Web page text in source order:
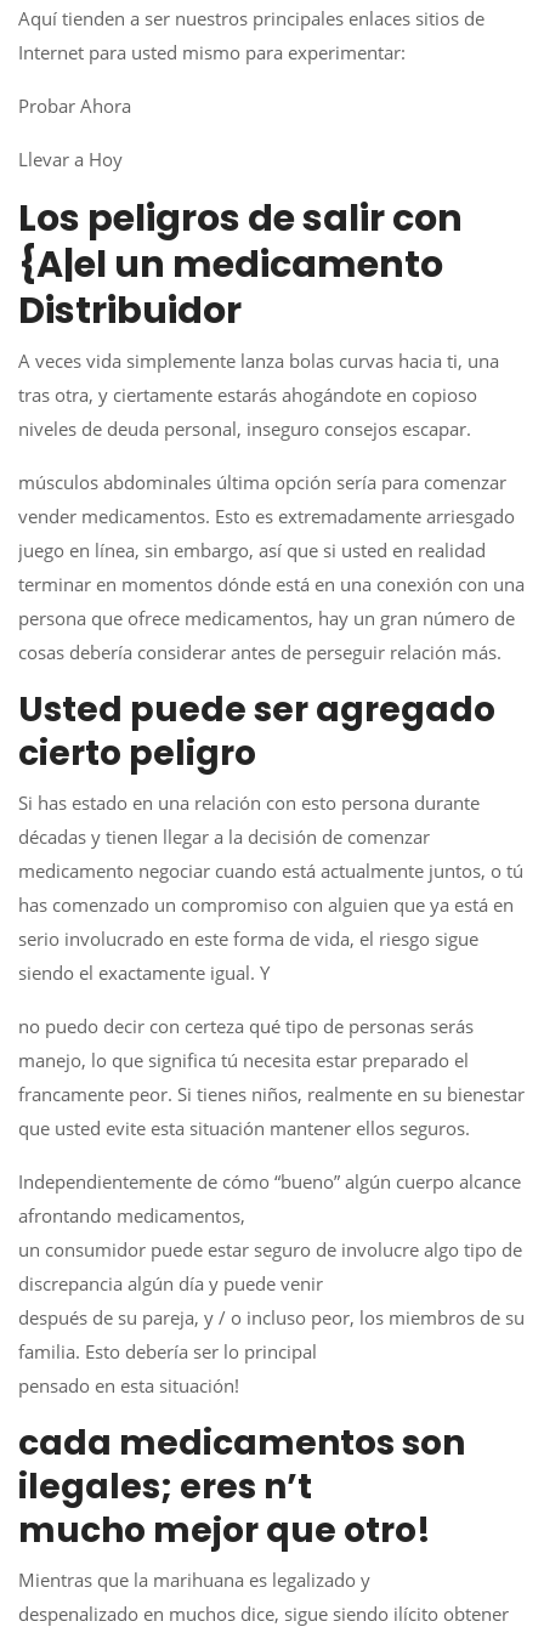
Aquí tienden a ser nuestros principales enlaces sitios de
Internet para usted mismo para experimentar:
Probar Ahora
Llevar a Hoy
Los peligros de salir con
{A|el un medicamento
Distribuidor
A veces vida simplemente lanza bolas curvas hacia ti, una
tras otra, y ciertamente estarás ahogándote en copioso
niveles de deuda personal, inseguro consejos escapar.
músculos abdominales última opción sería para comenzar
vender medicamentos. Esto es extremadamente arriesgado
juego en línea, sin embargo, así que si usted en realidad
terminar en momentos dónde está en una conexión con una
persona que ofrece medicamentos, hay un gran número de
cosas debería considerar antes de perseguir relación más.
Usted puede ser agregado
cierto peligro
Si has estado en una relación con esto persona durante
décadas y tienen llegar a la decisión de comenzar
medicamento negociar cuando está actualmente juntos, o tú
has comenzado un compromiso con alguien que ya está en
serio involucrado en este forma de vida, el riesgo sigue
siendo el exactamente igual. Y
no puedo decir con certeza qué tipo de personas serás
manejo, lo que significa tú necesita estar preparado el
francamente peor. Si tienes niños, realmente en su bienestar
que usted evite esta situación mantener ellos seguros.
Independientemente de cómo “bueno” algún cuerpo alcance
afrontando medicamentos,
un consumidor puede estar seguro de involucre algo tipo de
discrepancia algún día y puede venir
después de su pareja, y / o incluso peor, los miembros de su
familia. Esto debería ser lo principal
pensado en esta situación!
cada medicamentos son
ilegales; eres n’t
mucho mejor que otro!
Mientras que la marihuana es legalizado y
despenalizado en muchos dice, sigue siendo ilícito obtener